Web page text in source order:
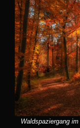
Waldspaziergang